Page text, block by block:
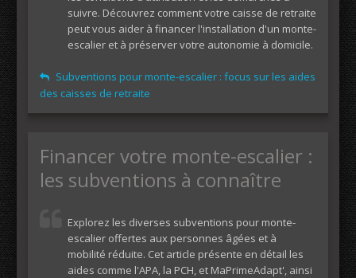
suivre. Découvrez comment votre caisse de retraite
peut vous aider à financer l'installation d'un monte-
escalier et à préserver votre autonomie à domicile.
Subventions pour monte-escalier : focus sur les aides
des caisses de retraite
Financer votre monte-escalier :
les subventions à connaître
Explorez les diverses subventions pour monte-
escalier offertes aux personnes âgées et à
mobilité réduite. Cet article présente en détail les
aides comme l'APA, la PCH, et MaPrimeAdapt', ainsi